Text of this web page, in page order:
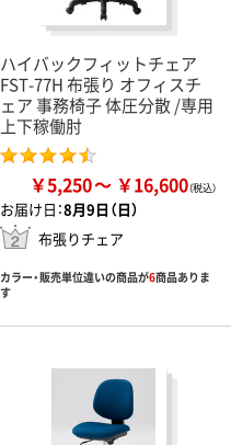
ハイバックフィットチェア
FST-77H 布張り オフィスチ
ェア 事務椅子 体圧分散 /専用
上下稼働肘
￥5,250 ￥16,600
お届け日：8月9日（日）
布張りチェア
カラー・販売単位違いの商品が6商品ありま
す